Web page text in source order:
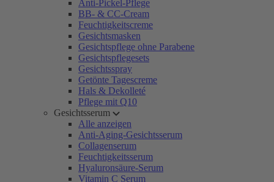
Anti-Pickel-Pflege
BB- & CC-Cream
Feuchtigkeitscreme
Gesichtsmasken
Gesichtspflege ohne Parabene
Gesichtspflegesets
Gesichtsspray
Getönte Tagescreme
Hals & Dekolleté
Pflege mit Q10
Gesichtsserum
Alle anzeigen
Anti-Aging-Gesichtsserum
Collagenserum
Feuchtigkeitsserum
Hyaluronsäure-Serum
Vitamin C Serum